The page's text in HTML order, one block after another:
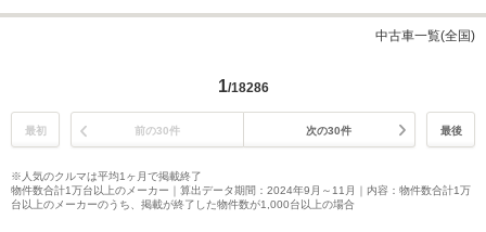
中古車一覧(全国)
1/18286
最初 前の30件 次の30件 最後
※人気のクルマは平均1ヶ月で掲載終了
物件数合計1万台以上のメーカー｜算出データ期間：2024年9月～11月｜内容：物件数合計1万
台以上のメーカーのうち、掲載が終了した物件数が1,000台以上の場合